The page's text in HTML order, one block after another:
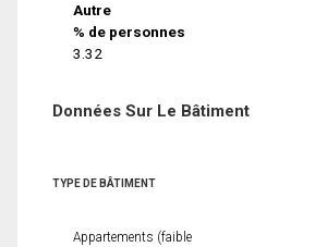
Autre
% de personnes
3.32
Données Sur Le Bâtiment
TYPE DE BÂTIMENT
Appartements (faible